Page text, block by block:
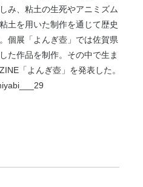
み、粘土の生死やアニミズム
土を用いた制作を通じて歴史
個展「よんぎ壺」では佐賀県
た作品を制作。その中で生ま
「よんぎ壺」を発表した。